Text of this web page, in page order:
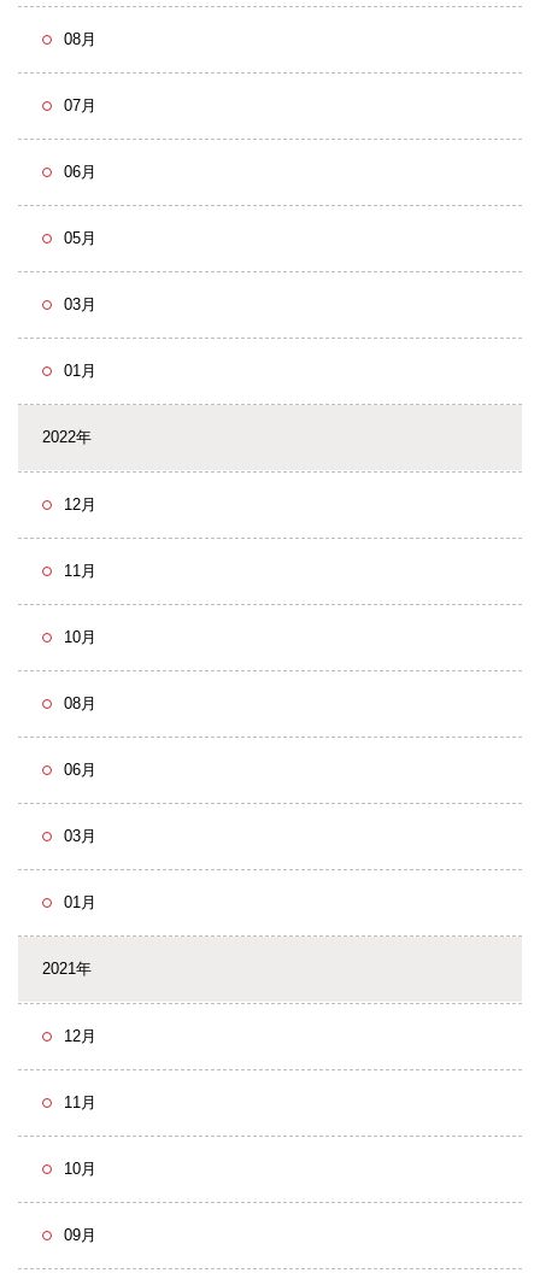
08月
07月
06月
05月
03月
01月
2022年
12月
11月
10月
08月
06月
03月
01月
2021年
12月
11月
10月
09月